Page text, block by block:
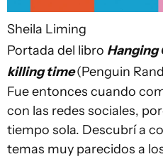
Sheila Liming
Portada del libro Hanging
killing time(Penguin
Fue entonces cuando
con las redes sociales,
tiempo sola. Descubrí a
temas muy parecidos a